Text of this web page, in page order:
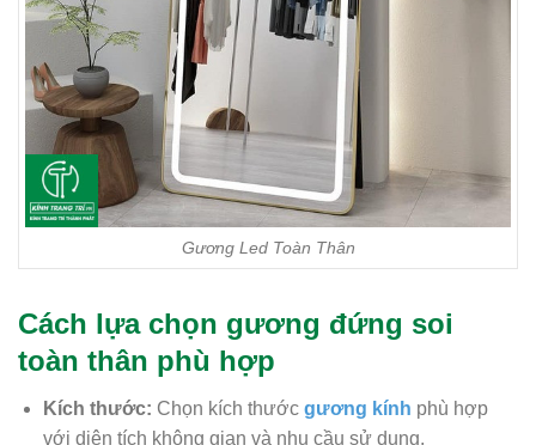
Gương Led Toàn Thân
Cách lựa chọn gương đứng soi
toàn thân phù hợp
Kích thước: Chọn kích thước gương kính phù hợp
với diện tích không gian và nhu cầu sử dụng.